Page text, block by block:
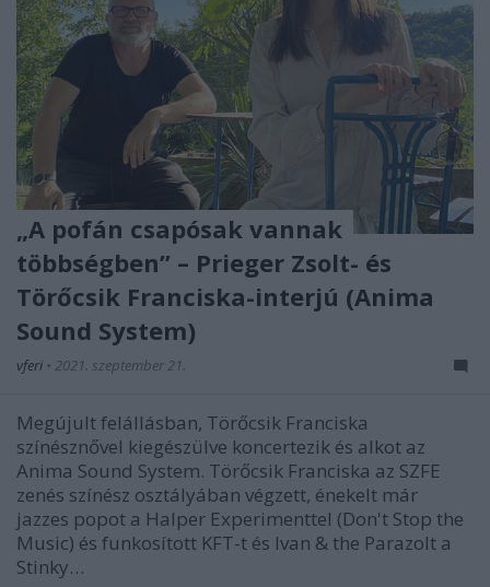
„A pofán csapósak vannak
többségben” – Prieger Zsolt- és
Törőcsik Franciska-interjú (Anima
Sound System)
vferi • 2021. szeptember 21.
Megújult felállásban, Törőcsik Franciska
színésznővel kiegészülve koncertezik és alkot az
Anima Sound System. Törőcsik Franciska az SZFE
zenés színész osztályában végzett, énekelt már
jazzes popot a Halper Experimenttel (Don't Stop the
Music) és funkosított KFT-t és Ivan & the Parazolt a
Stinky…